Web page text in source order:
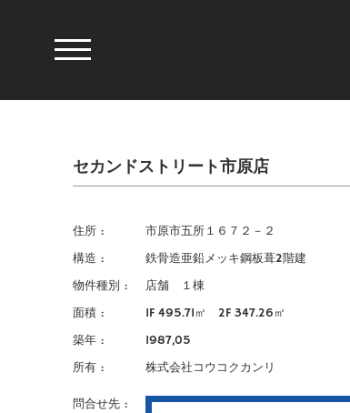
セカンドストリート市原店
住所
市原市五所１６７２－２
構造
鉄骨造亜鉛メッキ鋼板葺2階建
物件種別
店舗 １棟
面積
1F 495.71㎡ 2F 347.26㎡
築年
1987,05
所有
株式会社コウコクカンリ
問合せ先